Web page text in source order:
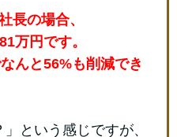
長の場合、
万円です。
んと56%も削減でき
という感じですが、